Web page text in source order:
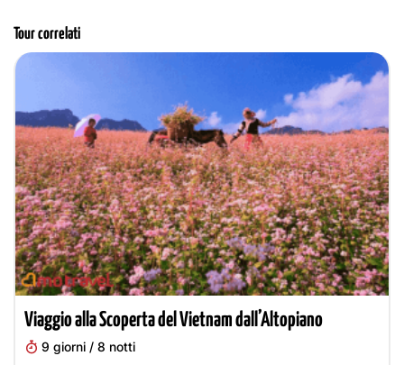
Tour correlati
Viaggio alla Scoperta del Vietnam dall’Altopiano
9 giorni / 8 notti